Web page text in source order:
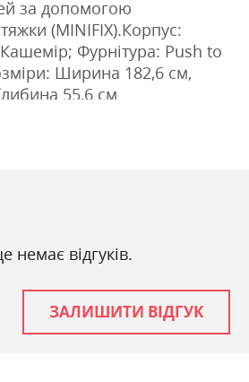
за допомогою
(MINIFIX).Корпус:
Фурнітура: Push to
Ширина 182,6 см,
55,6 см
мінімалізм, модерн
немає відгуків.
ЗАЛИШИТИ ВІДГУК